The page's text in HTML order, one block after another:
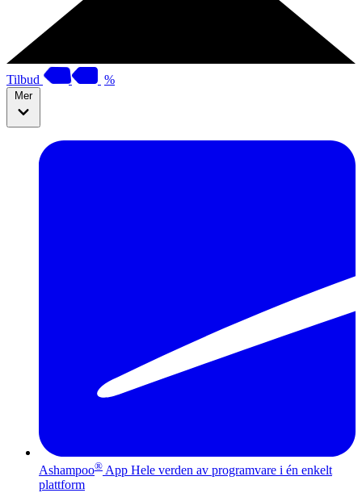
Tilbud %
Mer
Ashampoo® App Hele verden av programvare i én enkelt
plattform